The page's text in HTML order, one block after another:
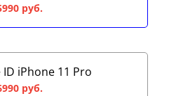
руб.
iPhone 11 Pro
руб.